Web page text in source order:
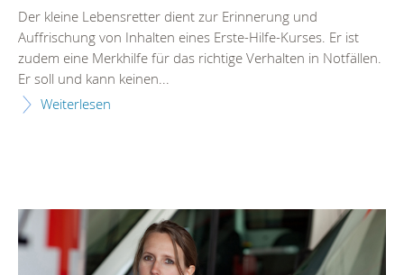
Der kleine Lebensretter dient zur Erinnerung und
Auffrischung von Inhalten eines Erste-Hilfe-Kurses. Er ist
zudem eine Merkhilfe für das richtige Verhalten in Notfällen.
Er soll und kann keinen...
Weiterlesen